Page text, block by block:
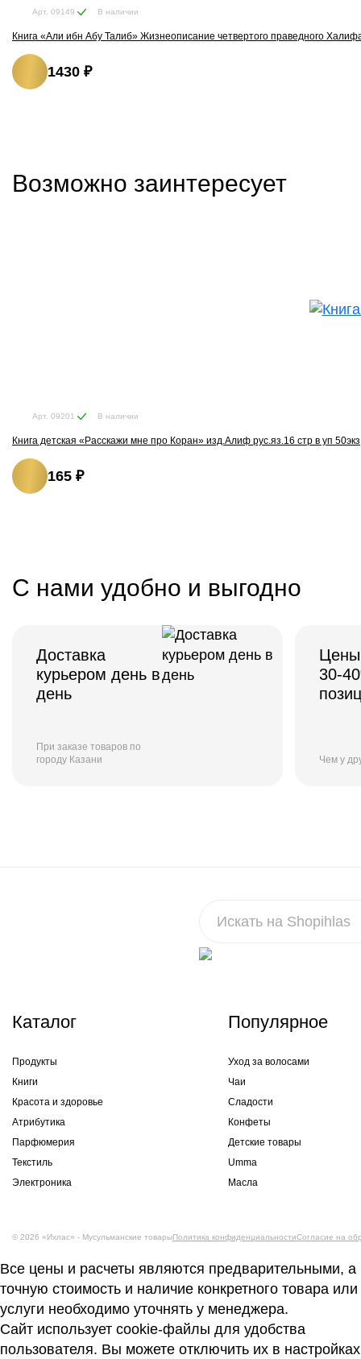
Арт. 09149 В наличии
Книга «Али ибн Абу Талиб» Жизнеописание четвертого праведного
1430 ₽
Возможно заинтересует
Арт. 09201 В наличии
Книга детская «Расскажи мне про Коран» изд.Алиф рус.яз.16 стр в уп 50экз
165 ₽
С нами удобно и выгодно
Доставка
курьером день в
день
При заказе товаров по
городу Казани
30-
Чем у
Каталог
Продукты
Книги
Красота и здоровье
Атрибутика
Парфюмерия
Текстиль
Электроника
Популярное
Уход за волосами
Чаи
Сладости
Конфеты
Детские товары
Umma
Масла
© 2026 «Ихлас» - Мусульманские товарыПолитика конфиденциальностиСогласие на
Все цены и расчеты являются предварительными, а
точную стоимость и наличие конкретного товара или
услуги необходимо уточнять у менеджера.
Сайт использует cookie-файлы для удобства
пользователя. Вы можете отключить их в настройках